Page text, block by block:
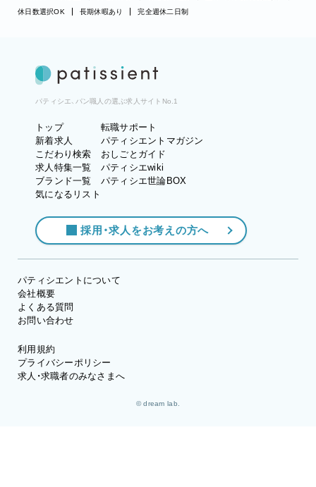
休日数選択OK
長期休暇あり 完全週休二日制
パティシエ、パン職人の選ぶ求人サイトNo.1
トップ
新着求人
こだわり検索
求人特集一覧
ブランド一覧
気になるリスト
転職サポート
パティシエントマガジン
おしごとガイド
パティシエwiki
パティシエ世論BOX
採用・求人をお考えの方へ
パティシエントについて
会社概要
よくある質問
お問い合わせ
利用規約
プライバシーポリシー
求人・求職者のみなさまへ
© dream lab.